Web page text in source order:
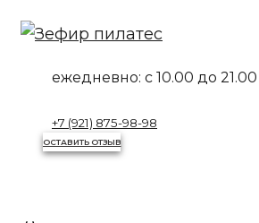
Перейти
контентуежедневно: с 10.00 до 21.00
+7 (921) 875-98-98
ОСТАВИТЬ ОТЗЫВ